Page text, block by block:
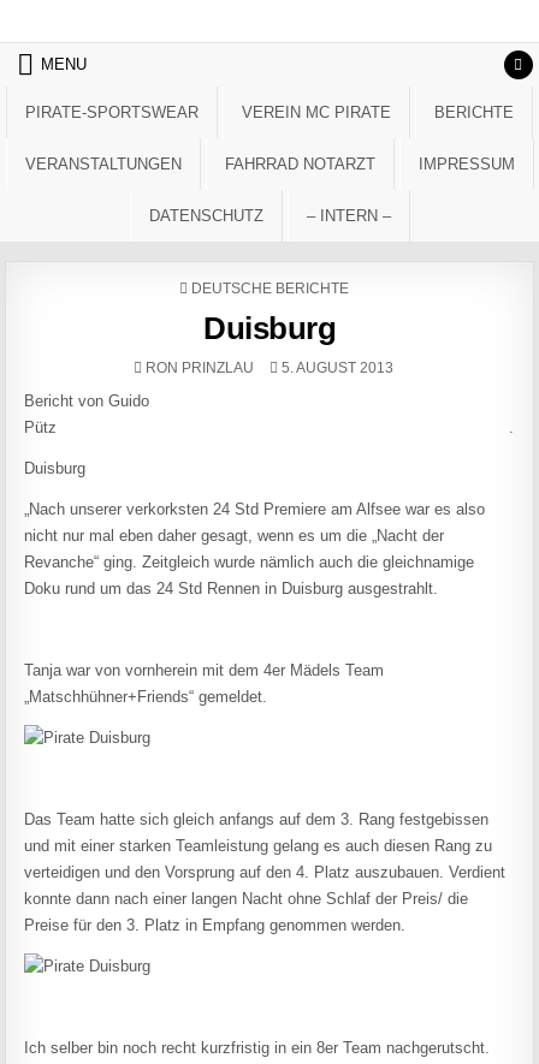
MENU
PIRATE-SPORTSWEAR VEREIN MC PIRATE BERICHTE
VERANSTALTUNGEN FAHRRAD NOTARZT IMPRESSUM
DATENSCHUTZ – INTERN –
POSTED IN
DEUTSCHE BERICHTE
Duisburg
AUTHOR:
RON PRINZLAU PUBLISHED DATE:
5. AUGUST 2013
Bericht von Guido
Pütz .
Duisburg
„Nach unserer verkorksten 24 Std Premiere am Alfsee war es also
nicht nur mal eben daher gesagt, wenn es um die „Nacht der
Revanche“ ging. Zeitgleich wurde nämlich auch die gleichnamige
Doku rund um das 24 Std Rennen in Duisburg ausgestrahlt.
Tanja war von vornherein mit dem 4er Mädels Team
„Matschhühner+Friends“ gemeldet.
Das Team hatte sich gleich anfangs auf dem 3. Rang festgebissen
und mit einer starken Teamleistung gelang es auch diesen Rang zu
verteidigen und den Vorsprung auf den 4. Platz auszubauen. Verdient
konnte dann nach einer langen Nacht ohne Schlaf der Preis/ die
Preise für den 3. Platz in Empfang genommen werden.
Ich selber bin noch recht kurzfristig in ein 8er Team nachgerutscht.